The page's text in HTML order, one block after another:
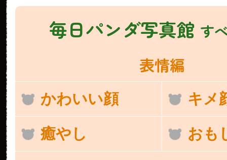
毎日パンダ写真館 す
表情編
かわいい顔 キメ
癒やし おも